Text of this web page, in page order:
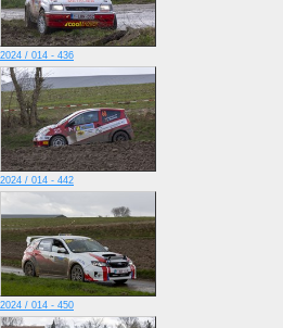
2024 / 014 - 436
2024 / 014 - 442
2024 / 014 - 450